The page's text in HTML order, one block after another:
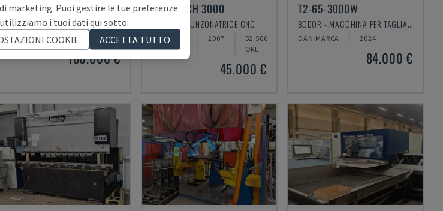
ADIGE LT9 COMBO FIBER 3KW
BLM - MACCHINA PER TAGLIARE I TUBI
POLONIA 2012
180.000 €
TRUPUNCH 3000
TRUMPF - PUNZONATRICE CNC
GERMANIA 2007
52.506
ORE
45.000 €
T2-65-3000W
BODOR - MACCHINA PER TAGLIARE I TUBI
DANIMARCA 2024
84.000 €
marketing. Puoi gestire le tue preferenze
utilizziamo i tuoi dati qui sotto.
COOKIE
ACCETTA TUTTO